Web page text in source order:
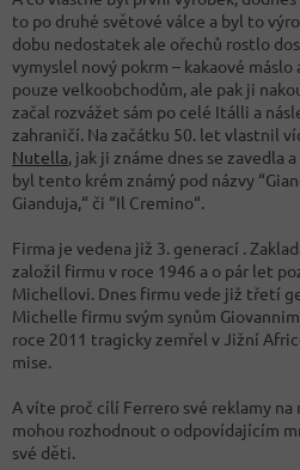
to po druhé světové válce a byl to
dobu nedostatek ale ořechů rostlo
vymyslel nový pokrm – kakaové
pouze velkoobchodům, ale pak ji
začal rozvážet sám po celé Itálli a
zahraničí. Na začátku 50. let vlastnil
Nutella, jak ji známe dnes se zavedla
byl tento krém známý pod názvy “
Gianduja,“ či “Il Cremino“.
Firma je vedena již 3. generací .
založil firmu v roce 1946 a o pár let
Michellovi. Dnes firmu vede již třetí
Michelle firmu svým synům
roce 2011 tragicky zemřel v Jižní
mise.
A víte proč cílí Ferrero své reklamy
mohou rozhodnout o odpovídajícím
své děti.